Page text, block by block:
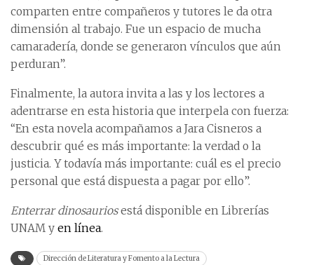
comparten entre compañeros y tutores le da otra
dimensión al trabajo. Fue un espacio de mucha
camaradería, donde se generaron vínculos que aún
perduran”.
Finalmente, la autora invita a las y los lectores a
adentrarse en esta historia que interpela con fuerza:
“En esta novela acompañamos a Jara Cisneros a
descubrir qué es más importante: la verdad o la
justicia. Y todavía más importante: cuál es el precio
personal que está dispuesta a pagar por ello”.
Enterrar dinosauriosestá disponible en Librerías
UNAM y en línea.
Dirección de Literatura y Fomento a la Lectura